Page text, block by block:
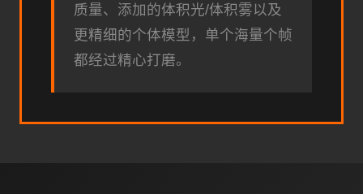
质量、添加的体积光/体积雾以及
更精细的个体模型，单个海量个帧
都经过精心打磨。